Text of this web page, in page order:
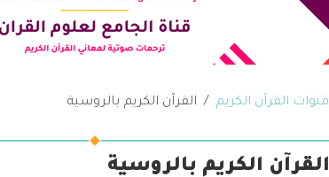
قنوات القرآن الكريم القرآن الكريم بالروسية
القرآن الكريم بالروسية